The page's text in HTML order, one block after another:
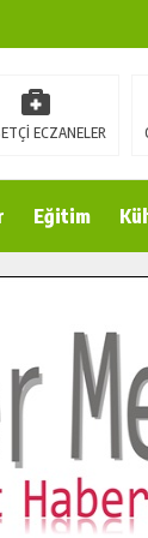
ECZANELER
Eğitim